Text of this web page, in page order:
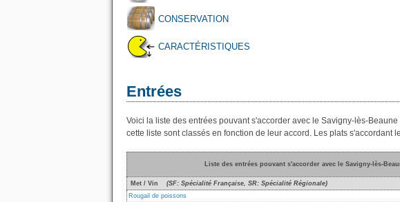
CONSERVATION
CARACTÉRISTIQUES
Entrées
Voici la liste des entrées pouvant s'accorder avec le Savigny-lès-
cette liste sont classés en fonction de leur accord. Les plats s'accordant
Liste des entrées pouvant s'accorder avec le Savigny-lès-
Met / Vin (SF: Spécialité Française, SR: Spécialité Régionale)
Rougail de poissons